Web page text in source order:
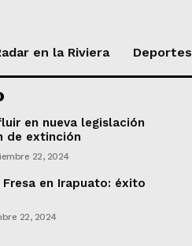
en la Riviera Deportes
en nueva legislación
de extinción
22, 2024
en Irapuato: éxito
22, 2024